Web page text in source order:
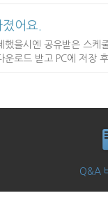
어요.
했을시엔 공유받은 스케
운로드 받고 PC에 저장
Q&A